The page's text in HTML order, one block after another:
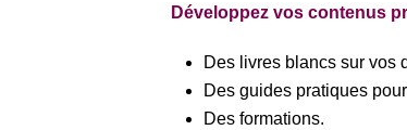
Développez vos contenus
Des livres blancs sur vos
Des guides pratiques
Des formations.